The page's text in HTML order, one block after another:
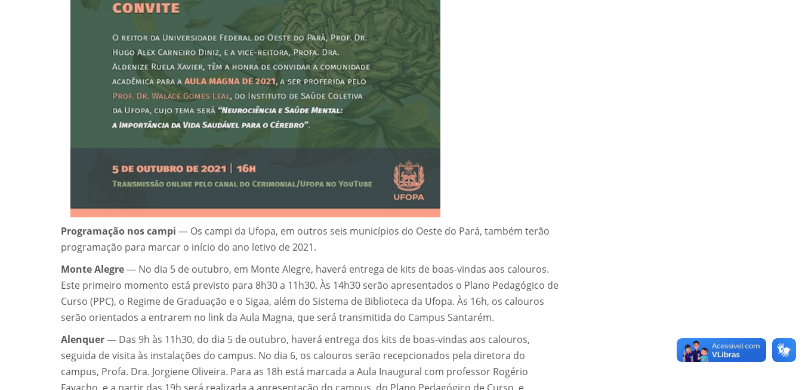
Programação nos campi — Os campi da Ufopa, em outros seis municípios do Oeste do Pará, também terão
programação para marcar o início do ano letivo de 2021.
Monte Alegre— No dia 5 de outubro, em Monte Alegre, haverá entrega de kits de boas-vindas aos calouros.
Este primeiro momento está previsto para 8h30 a 11h30. Às 14h30 serão apresentados o Plano Pedagógico de
Curso (PPC), o Regime de Graduação e o Sigaa, além do Sistema de Biblioteca da Ufopa. Às 16h, os calouros
serão orientados a entrarem no link da Aula Magna, que será transmitida do Campus Santarém.
Alenquer— Das 9h às 11h30, do dia 5 de outubro, haverá entrega dos kits de boas-vindas aos calouros,
seguida de visita às instalações do campus. No dia 6, os calouros serão recepcionados pela diretora do
campus, Profa. Dra. Jorgiene Oliveira. Para as 18h está marcada a Aula Inaugural com professor Rogério